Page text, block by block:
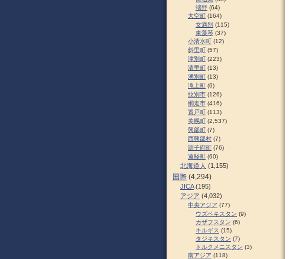
端野 (64)
大空町 (164)
女満別 (115)
東藻琴 (37)
小清水町 (12)
斜里町 (57)
津別町 (223)
清里町 (13)
湧別町 (13)
滝上町 (6)
紋別市 (126)
網走市 (416)
置戸町 (113)
美幌町 (2,537)
興部町 (7)
西興部村 (7)
訓子府町 (76)
遠軽町 (60)
北海道人 (1,155)
国際 (4,294)
JICA(195)
アジア (4,032)
中央アジア (77)
ウズベキスタン (9)
カザフスタン (6)
キルギス (15)
タジキスタン (7)
トルクメニスタン (3)
南アジア (118)